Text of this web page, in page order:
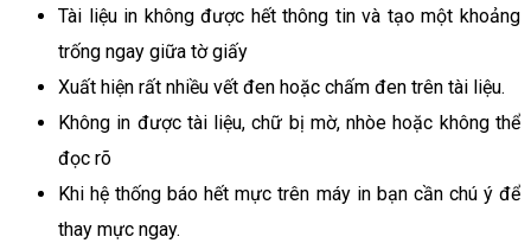
Tài liệu in không được hết thông tin và tạo một khoảng
trống ngay giữa tờ giấy
Xuất hiện rất nhiều vết đen hoặc chấm đen trên tài liệu.
Không in được tài liệu, chữ bị mờ, nhòe hoặc không thể
đọc rõ
Khi hệ thống báo hết mực trên máy in bạn cần chú ý để
thay mực ngay.